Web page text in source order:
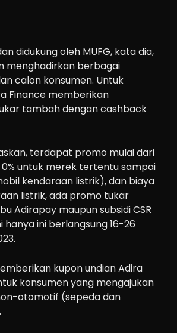
didukung oleh MUFG, kata dia,
menghadirkan berbagai
calon konsumen. Untuk
Finance memberikan
tambah dengancashback
terdapat promo mulai dari
0% untuk merek tertentu sampai
kendaraan listrik), dan biaya
listrik, ada promo tukar
Adirapay maupun subsidiCSR
hanya ini berlangsung 16-26
kupon undian Adira
konsumen yang mengajukan
otomotif (sepeda dan